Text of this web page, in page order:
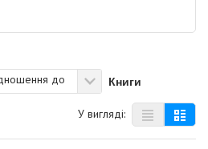
до Книги
У вигляді: